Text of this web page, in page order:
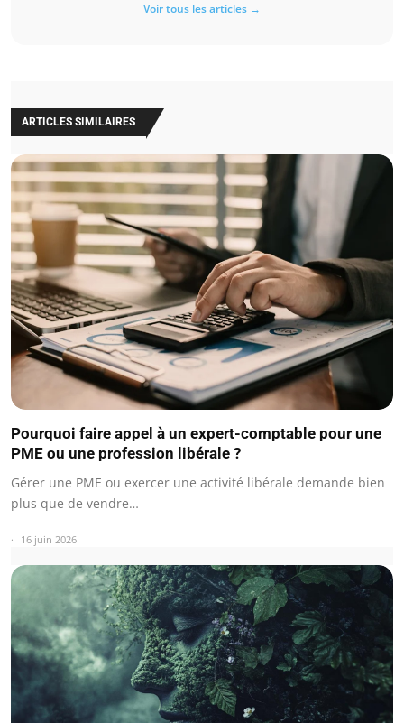
Voir tous les articles →
ARTICLES SIMILAIRES
Pourquoi faire appel à un expert-comptable pour une
PME ou une profession libérale ?
Gérer une PME ou exercer une activité libérale demande bien
plus que de vendre…
16 juin 2026